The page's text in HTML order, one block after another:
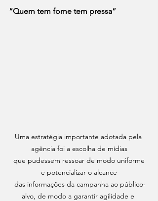
“Quem tem fome tem pressa”
Uma estratégia importante adotada pela
agência foi a escolha de mídias
e potencializar o alcance
alvo, de modo a garantir agilidade e